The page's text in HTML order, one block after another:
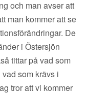
och man avser att
man kommer att se
De
i Östersjön
tittar på vad som
som krävs i
tror att vi kommer